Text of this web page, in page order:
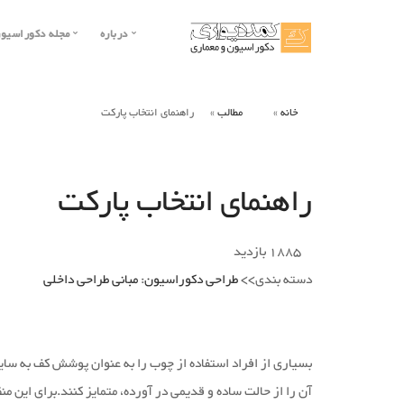
هزاران عکس و طرح
مجله
دکوراسیون
درباره
نمونه کارها
خانه مطالب راهنمای انتخاب پارکت
راهنمای انتخاب پارکت
1885 بازدید
دسته بندی>>طراحی دکوراسیون:مبانی طراحی داخلی
بسیاری از افراد استفاده از چوب را به عنوان پوشش کف به
آن را از حالت ساده و قدیمی در آورده، متمایز کنند.برای این